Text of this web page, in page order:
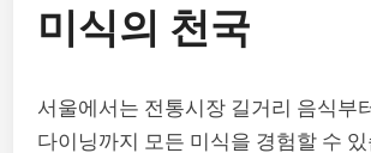
미식의 천국
서울에서는 전통시장 길거리 음식부
다이닝까지 모든 미식을 경험할 수